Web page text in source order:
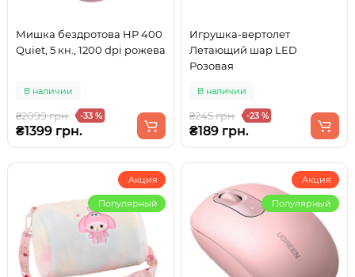
Мишка бездротова HP 400
Quiet, 5 кн., 1200 dpi рожева
В наличии
₴2099 грн. -33 %
₴1399 грн.
Игрушка-вертолет
Летающий шар LED
Розовая
В наличии
₴245 грн. -23 %
₴189 грн.
Акция
Популярный
Акция
Популярный